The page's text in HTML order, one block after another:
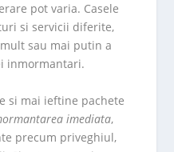
pot varia. Casele
si servicii diferite,
sau mai putin a
inmormantari.
si mai ieftine pachete
imediata,
precum priveghiul,